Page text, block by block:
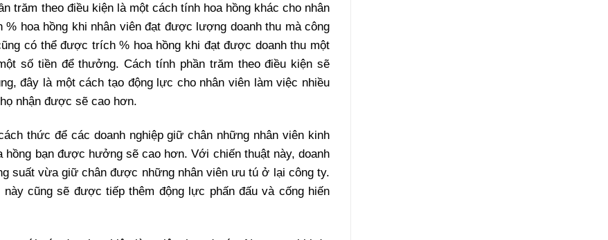
trăm theo điều kiện là một cách tính hoa hồng khác cho nhân
hoa hồng khi nhân viên đạt được lượng doanh thu mà công
có thể được trích % hoa hồng khi đạt được doanh thu một
số tiền để thưởng. Cách tính phần trăm theo điều kiện sẽ
đây là một cách tạo động lực cho nhân viên làm việc nhiều
nhận được sẽ cao hơn.
thức để các doanh nghiệp giữ chân những nhân viên kinh
bạn được hưởng sẽ cao hơn. Với chiến thuật này, doanh
suất vừa giữ chân được những nhân viên ưu tú ở lại công ty.
cũng sẽ được tiếp thêm động lực phấn đấu và cống hiến